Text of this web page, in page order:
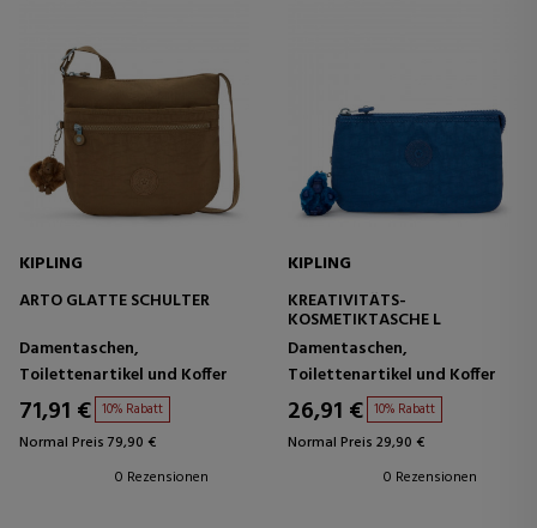
KIPLING
ARTO GLATTE SCHULTER
Damentaschen,
Toilettenartikel und Koffer
71,91 € 10% Rabatt
Normal Preis 79,90 €
0 Rezensionen
KIPLING
KREATIVITÄTS-
KOSMETIKTASCHE L
Damentaschen,
Toilettenartikel und Koffer
26,91 € 10% Rabatt
Normal Preis 29,90 €
0 Rezensionen